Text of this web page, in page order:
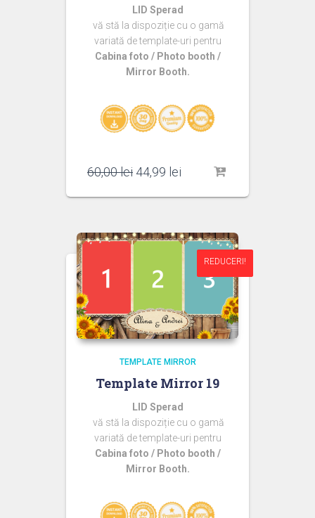
LID Sperad
vă stă la dispoziție cu o gamă
variată de template-uri pentru
Cabina foto / Photo booth /
Mirror Booth.
60,00lei Prețul
a
60,00 lei.
44,99 lei
este:
REDUCERI!
REDUCERI!
TEMPLATE MIRROR
Template Mirror 19
LID Sperad
vă stă la dispoziție cu o gamă
variată de template-uri pentru
Cabina foto / Photo booth /
Mirror Booth.